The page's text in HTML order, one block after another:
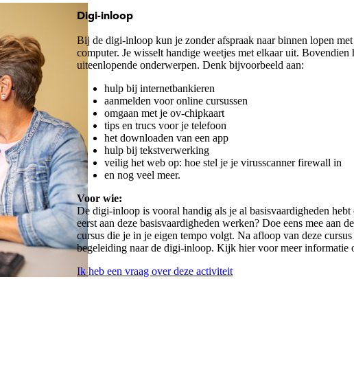
Digi-inloop
Bij de digi-inloop kun je zonder afspraak naar binnen lopen
computer. Je wisselt handige weetjes met elkaar uit.
uiteenlopende onderwerpen. Denk bijvoorbeeld aan:
hulp bij internetbankieren
aanmelden voor online cursussen
omgaan met je ov-chipkaart
tips en trucs voor je telefoon
het downloaden van een app
hulp bij tekstverwerking
veilig het web op: hoe stel je je virusscanner firewall in
en nog veel meer.
Voor wie:
De digi-inloop is vooral handig als je al basisvaardigheden
eerst aan deze basisvaardigheden werken? Doe eens mee aan
cursus die je in je eigen tempo volgt. Na afloop van deze
begeleiding naar de digi-inloop. Kijk hier voor meer informatie
Ik heb een vraag over deze activiteit